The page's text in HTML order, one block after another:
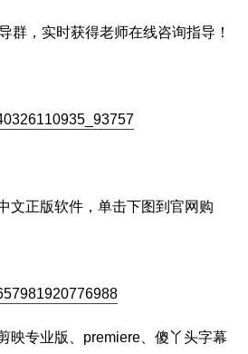
群，实时获得老师在线咨询指导！
文正版软件，单击下图到官网购
映专业版、premiere、傻丫头字幕